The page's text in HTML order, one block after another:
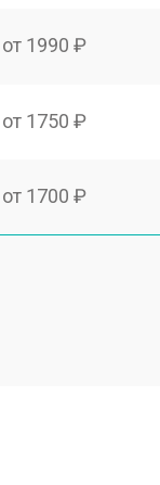
от 1990 ₽
от 1750 ₽
от 1700 ₽